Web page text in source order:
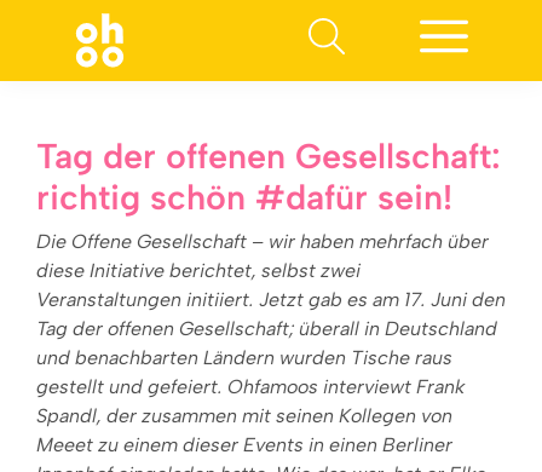
Tag der offenen Gesellschaft:
richtig schön #dafür sein!
Die Offene Gesellschaft – wir haben mehrfach über
diese Initiative berichtet, selbst zwei
Veranstaltungen initiiert. Jetzt gab es am 17. Juni den
Tag der offenen Gesellschaft; überall in Deutschland
und benachbarten Ländern wurden Tische raus
gestellt und gefeiert. Ohfamoos interviewt Frank
Spandl, der zusammen mit seinen Kollegen von
Meeet zu einem dieser Events in einen Berliner